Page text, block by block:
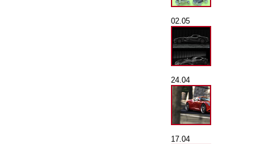
02.05
24.04
17.04